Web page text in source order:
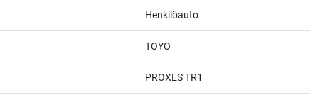
Henkilöauto
TOYO
PROXES TR1